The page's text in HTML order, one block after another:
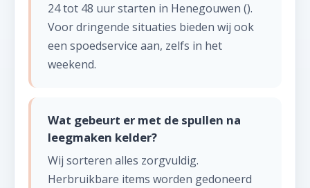
24 tot 48 uur starten in Henegouwen ().
Voor dringende situaties bieden wij ook
een spoedservice aan, zelfs in het
weekend.
Wat gebeurt er met de spullen na
leegmaken kelder?
Wij sorteren alles zorgvuldig.
Herbruikbare items worden gedoneerd